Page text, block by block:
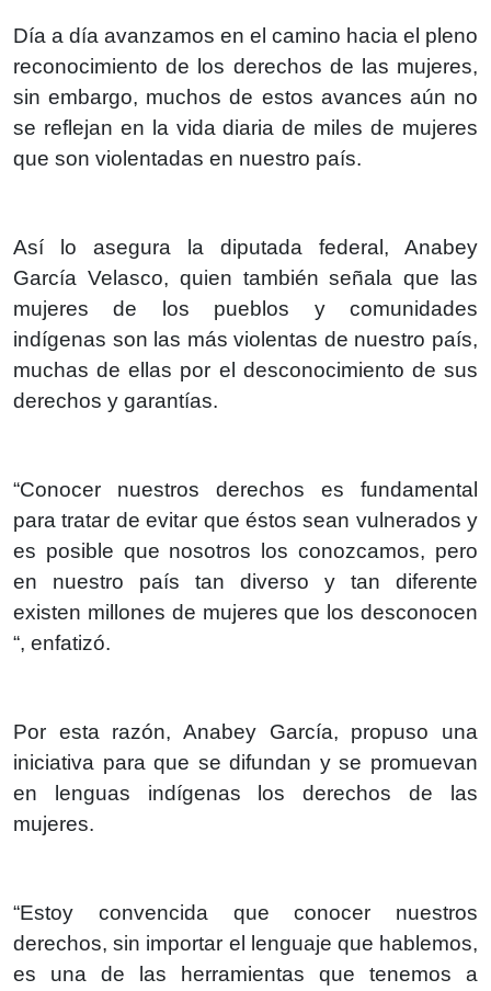
Día a día avanzamos en el camino hacia el pleno
reconocimiento de los derechos de las mujeres,
sin embargo, muchos de estos avances aún no
se reflejan en la vida diaria de miles de mujeres
que son violentadas en nuestro país.
Así lo asegura la diputada federal, Anabey
García Velasco, quien también señala que las
mujeres de los pueblos y comunidades
indígenas son las más violentas de nuestro país,
muchas de ellas por el desconocimiento de sus
derechos y garantías.
“Conocer nuestros derechos es fundamental
para tratar de evitar que éstos sean vulnerados y
es posible que nosotros los conozcamos, pero
en nuestro país tan diverso y tan diferente
existen millones de mujeres que los desconocen
“, enfatizó.
Por esta razón, Anabey García, propuso una
iniciativa para que se difundan y se promuevan
en lenguas indígenas los derechos de las
mujeres.
“Estoy convencida que conocer nuestros
derechos, sin importar el lenguaje que hablemos,
es una de las herramientas que tenemos a